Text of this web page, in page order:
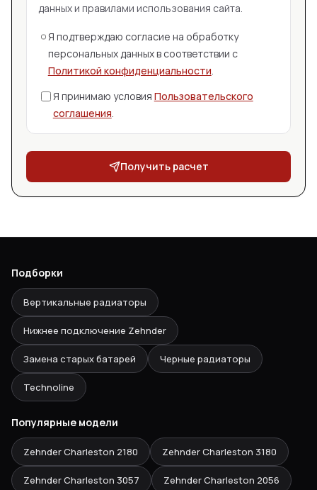
данных и правилами использования сайта.
Я подтверждаю согласие на обработку
персональных данных в соответствии с
Политикой конфиденциальности.
Я принимаю условия Пользовательского
соглашения.
Получить расчет
Подборки
Вертикальные радиаторы
Нижнее подключение Zehnder
Замена старых батарей Черные радиаторы
Technoline
Популярные модели
Zehnder Charleston 2180 Zehnder Charleston 3180
Zehnder Charleston 3057 Zehnder Charleston 2056